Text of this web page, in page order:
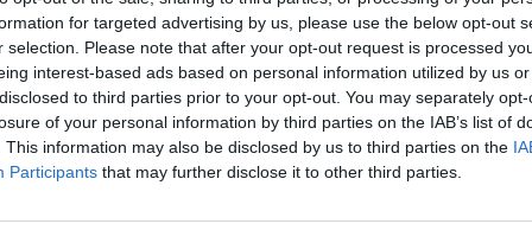
for targeted advertising by us, please use the below opt-out
selection. Please note that after your opt-out request is processed
interest-based ads based on personal information utilized by us
to third parties prior to your opt-out. You may separately
of your personal information by third parties on the IAB’s list of
This information may also be disclosed by us to third parties on the
Participants that may further disclose it to other third parties.
idéal pour l’apparition de nouveaux variants. Et c’est
affronte actuellement sa première vague de
du Nord
connue de l’épidémie de coronavirus.1,2 millions
1.3k
4